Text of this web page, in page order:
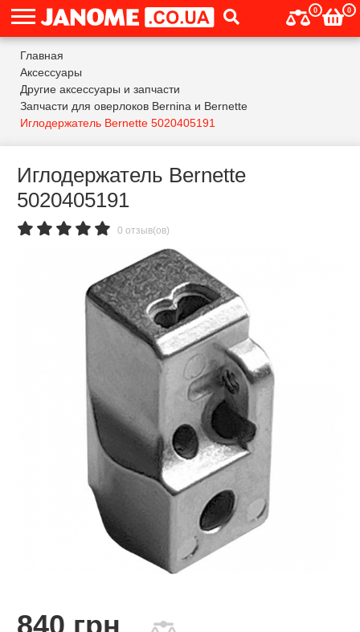
0 0
Главная
Аксессуары
Другие аксессуары и запчасти
Запчасти для оверлоков Bernina и Bernette
Иглодержатель Bernette 5020405191
Иглодержатель Bernette
5020405191
0 отзыв(ов)
840 грн